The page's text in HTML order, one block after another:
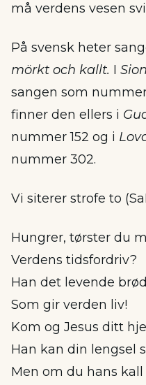
må verdens vesen
På svensk heter
mörkt och kallt. I
sangen som
finner den ellers i
nummer 152 og i
nummer 302.
Vi siterer strofe to
Hungrer, tørster du
Verdens tidsfordriv?
Han det levende
Som gir verden liv!
Kom og Jesus ditt
Han kan din lengsel
Men om du hans kall